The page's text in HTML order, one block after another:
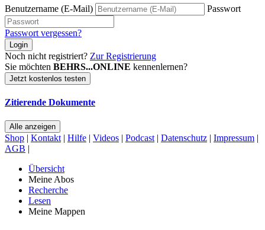
Benutzername (E-Mail) Passwort
Passwort vergessen?
Login
Noch nicht registriert? Zur Registrierung
Sie möchten BEHRS...ONLINE kennenlernen?
Jetzt kostenlos testen
Zitierende Dokumente
Alle anzeigen
Shop | Kontakt | Hilfe | Videos | Podcast | Datenschutz | Impressum |
AGB |
Übersicht
Meine Abos
Recherche
Lesen
Meine Mappen